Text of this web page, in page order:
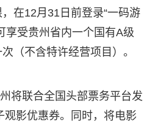
在12月31日前登录“一码游
享受贵州省内一个国有A级
（不含特许经营项目）。
将联合全国头部票务平台发
影优惠券。同时，将电影